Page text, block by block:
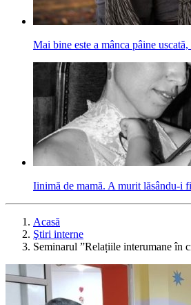
Mai bine este a mânca pâine
Iinimă de mamă. A murit lăsându-i
Acasă
Ştiri interne
Seminarul ”Relațiile interumane în